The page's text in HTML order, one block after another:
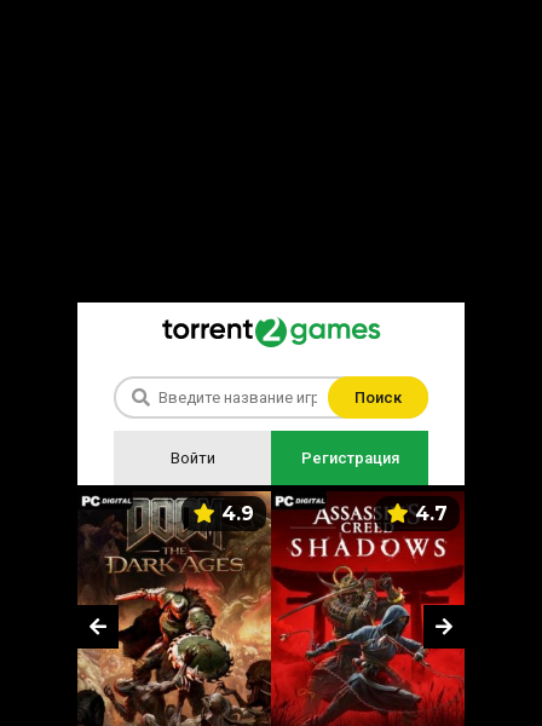
Поиск
Войти Регистрация
4.9 4.7